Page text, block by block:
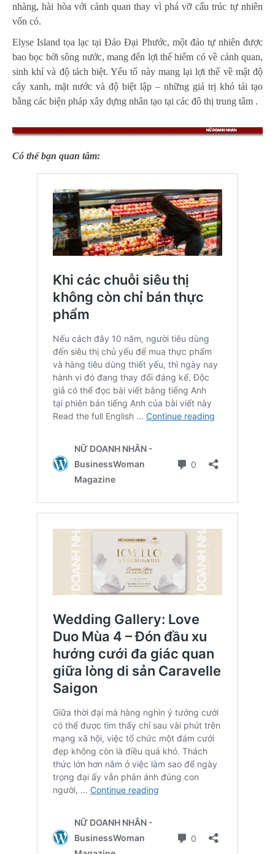
nhàng, hài hòa với cảnh quan thay vì phá vỡ cấu trúc tự nhiên
vốn có.
Elyse Island tọa lạc tại Đảo Đại Phước, một đảo tự nhiên được
bao bọc bởi sông nước, mang đến lợi thế hiếm có về cảnh quan,
sinh khí và độ tách biệt. Yếu tố này mang lại lợi thế về mật độ
cây xanh, mặt nước và độ biệt lập – những giá trị khó tái tạo
bằng các biện pháp xây dựng nhân tạo tại các đô thị trung tâm .
Có thể bạn quan tâm: